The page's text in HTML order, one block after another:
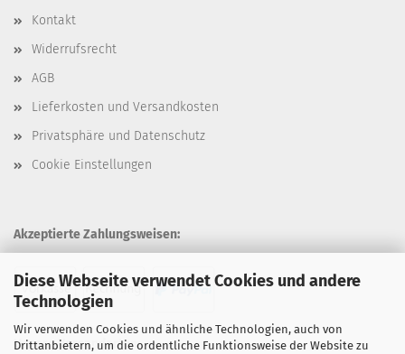
Diese Webseite verwendet Cookies und andere
Technologien
Wir verwenden Cookies und ähnliche Technologien, auch von
Drittanbietern, um die ordentliche Funktionsweise der Website zu
Kontakt
Widerrufsrecht
AGB
Lieferkosten und Versandkosten
Privatsphäre und Datenschutz
Cookie Einstellungen
Akzeptierte Zahlungsweisen:
Unsere Versandarten: